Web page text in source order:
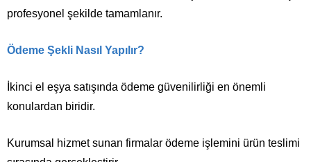
profesyonel şekilde tamamlanır.
Ödeme Şekli Nasıl Yapılır?
İkinci el eşya satışında ödeme güvenilirliği en önemli
konulardan biridir.
Kurumsal hizmet sunan firmalar ödeme işlemini ürün teslimi